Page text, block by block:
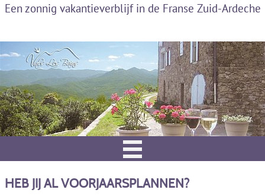
HEB JIJ AL VOORJAARSPLANNEN?
Een zonnig vakantieverblijf in de Franse Zuid-Ardeche